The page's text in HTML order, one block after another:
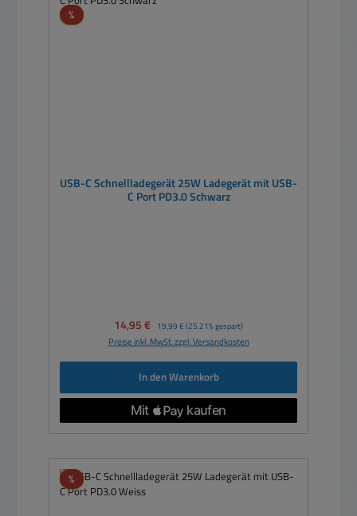
%Rabatt
USB-C Schnellladegerät 25W Ladegerät mit USB-
C Port PD3.0 Schwarz
Verkaufspreis:
14,95 € Regulärer Preis:
19,99 € (25.21% gespart)
Preise inkl. MwSt. zzgl. Versandkosten
In den Warenkorb
%Rabatt